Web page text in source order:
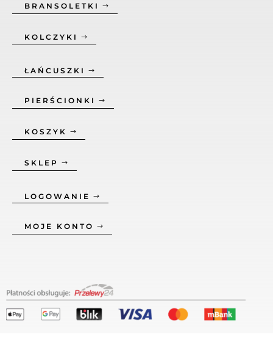
BRANSOLETKI
KOLCZYKI
ŁAŃCUSZKI
PIERŚCIONKI
KOSZYK
SKLEP
LOGOWANIE
MOJE KONTO